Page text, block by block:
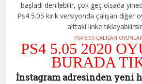
başladı denilebilir, çok geç olsada
Ps4 5.05 kırık versiyonda çalışan diğer
alttaki linke
PS4 5.05 ÇALIŞAN
PS4 5.05 2020
BURADA
İnstagram adresinden yeni